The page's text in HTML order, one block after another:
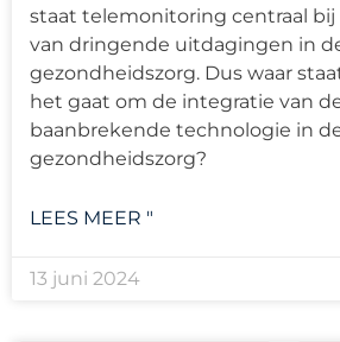
staat telemonitoring centraal
van dringende uitdagingen in
gezondheidszorg. Dus waar
het gaat om de integratie van
baanbrekende technologie in
gezondheidszorg?
LEES MEER "
13 juni 2024